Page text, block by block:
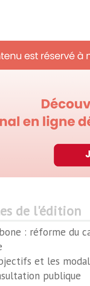
de l'édition
: réforme du
et les
publique